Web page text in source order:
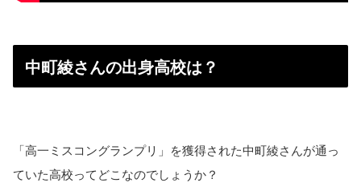
中町綾さんの出身高校は？
「高一ミスコングランプリ」を獲得された中町綾さんが通っ
ていた高校ってどこなのでしょうか？